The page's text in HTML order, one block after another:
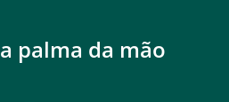
palma da mão